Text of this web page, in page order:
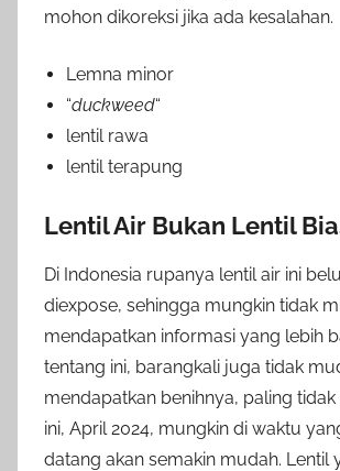
mohon dikoreksi jika ada kesalahan.
Lemna minor
“duckweed“
lentil rawa
lentil terapung
Lentil Air Bukan Lentil
Di Indonesia rupanya lentil air ini
diexpose, sehingga mungkin tidak
mendapatkan informasi yang lebih
tentang ini, barangkali juga tidak
mendapatkan benihnya, paling
ini, April 2024, mungkin di waktu
datang akan semakin mudah. Lentil